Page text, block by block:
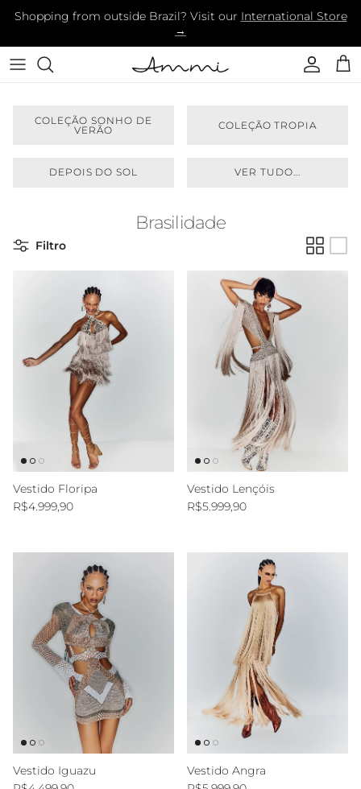
Ir para o conteúdo
Shopping from outside Brazil? Visit our International Store
→
Conta
COLEÇÃO SONHO DE
VERÃO
COLEÇÃO TROPIA
DEPOIS DO SOL VER TUDO...
Brasilidade
Filtro
Vestido Floripa
Preço normal
R$4.999,90
Vestido Lençóis
Preço normal
R$5.999,90
Vestido Iguazu
Vestido Angra